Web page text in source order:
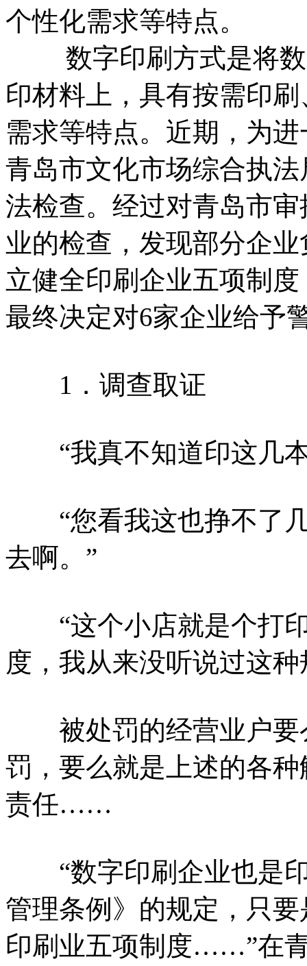
个性化需求等特点。
数字印刷方式是将数
印材料上，具有按需印
需求等特点。近期，为
青岛市文化市场综合执
法检查。经过对青岛市
业的检查，发现部分企
立健全印刷企业五项制
最终决定对6家企业给予
1．调查取证
“我真不知道印这几本
“您看我这也挣不了几
去啊。”
“这个小店就是个打印
度，我从来没听说过这种
被处罚的经营业户要
罚，要么就是上述的各
责任……
“数字印刷企业也是印
管理条例》的规定，只
印刷业五项制度……”在